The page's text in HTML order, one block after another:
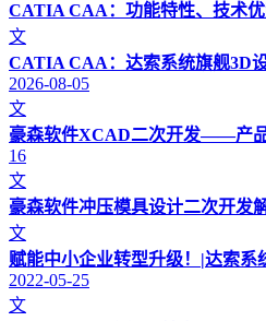
CATIA CAA：功能特性、技术
文
CATIA CAA：达索系统旗舰3D
2026-08-05
文
豪森软件XCAD二次开发——产
16
文
豪森软件冲压模具设计二次开发
文
赋能中小企业转型升级！|达索
2022-05-25
文